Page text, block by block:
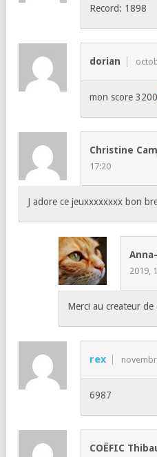
Record: 1898
dorian
mon score 3200
Christine
17:20
J adore ce jeuxxxxxxxx bon
2019,
Merci au createur de
rex
6987
COËFIC